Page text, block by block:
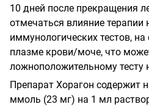
10 дней после прекращения
отмечаться влияние терапии
иммунологических тестов,
плазме крови/моче, что
ложноположительному тесту
Препарат Хорагон содержит
ммоль (23 мг) на 1 мл